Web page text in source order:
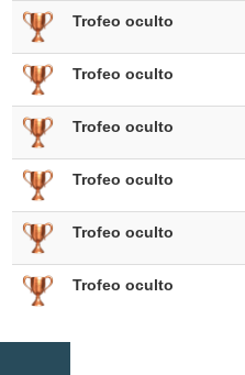
Trofeo oculto
Trofeo oculto
Trofeo oculto
Trofeo oculto
Trofeo oculto
Trofeo oculto